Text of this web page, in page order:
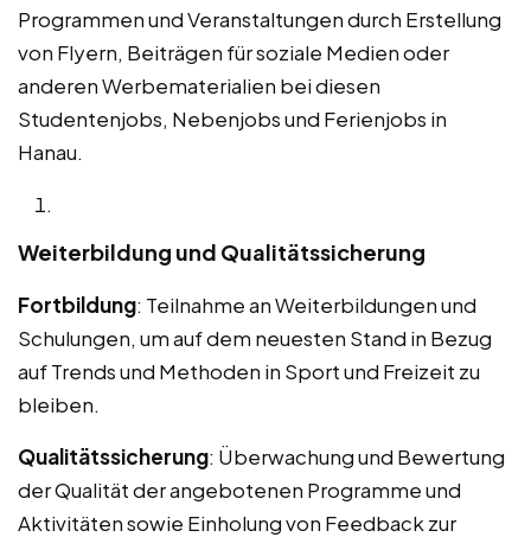
Programmen und Veranstaltungen durch Erstellung
von Flyern, Beiträgen für soziale Medien oder
anderen Werbematerialien bei diesen
Studentenjobs, Nebenjobs und Ferienjobs in
Hanau.
Weiterbildung und Qualitätssicherung
Fortbildung: Teilnahme an Weiterbildungen und
Schulungen, um auf dem neuesten Stand in Bezug
auf Trends und Methoden in Sport und Freizeit zu
bleiben.
Qualitätssicherung: Überwachung und Bewertung
der Qualität der angebotenen Programme und
Aktivitäten sowie Einholung von Feedback zur